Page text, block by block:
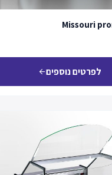
Missouri
לפרטים נוספיםarrow_back